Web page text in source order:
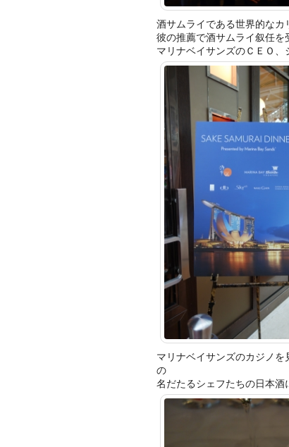
酒サムライである世界的なカ
彼の推薦で酒サムライ叙任を
マリナベイサンズのＣＥＯ、
マリナベイサンズのカジノを
の
名だたるシェフたちの日本酒